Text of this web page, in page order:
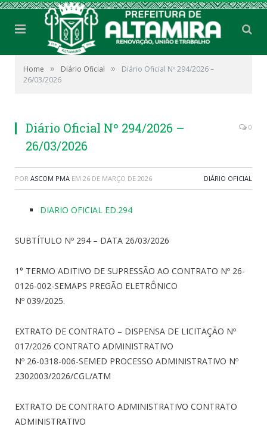
Home » Diário Oficial »
Diário Oficial Nº 294/2026 –
26/03/2026
Diário Oficial Nº 294/2026 –
26/03/2026
0
POR ASCOM PMA EM 26 DE MARÇO DE 2026 DIÁRIO OFICIAL
DIARIO OFICIAL ED.294
SUBTÍTULO Nº 294 – DATA 26/03/2026
1° TERMO ADITIVO DE SUPRESSÃO AO CONTRATO Nº 26-
0126-002-SEMAPS PREGÃO ELETRÔNICO
Nº 039/2025.
EXTRATO DE CONTRATO – DISPENSA DE LICITAÇÃO Nº
017/2026 CONTRATO ADMINISTRATIVO
Nº 26-0318-006-SEMED PROCESSO ADMINISTRATIVO Nº
2302003/2026/CGL/ATM
EXTRATO DE CONTRATO ADMINISTRATIVO CONTRATO
ADMINISTRATIVO